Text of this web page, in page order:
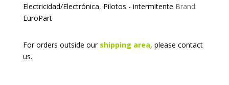
Electricidad/Electrónica, Pilotos - intermitente Brand:
EuroPart
For orders outside our shipping area, please contact
us.